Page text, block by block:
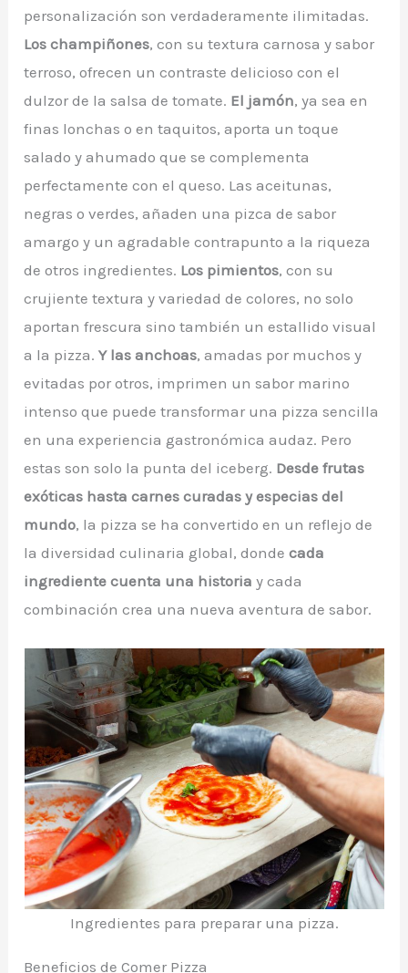
personalización son verdaderamente ilimitadas.
Los champiñones, con su textura carnosa y sabor
terroso, ofrecen un contraste delicioso con el
dulzor de la salsa de tomate. El jamón, ya sea en
finas lonchas o en taquitos, aporta un toque
salado y ahumado que se complementa
perfectamente con el queso. Las aceitunas,
negras o verdes, añaden una pizca de sabor
amargo y un agradable contrapunto a la riqueza
de otros ingredientes. Los pimientos, con su
crujiente textura y variedad de colores, no solo
aportan frescura sino también un estallido visual
a la pizza. Y las anchoas, amadas por muchos y
evitadas por otros, imprimen un sabor marino
intenso que puede transformar una pizza sencilla
en una experiencia gastronómica audaz. Pero
estas son solo la punta del iceberg. Desde frutas
exóticas hasta carnes curadas y especias del
mundo, la pizza se ha convertido en un reflejo de
la diversidad culinaria global, donde cada
ingrediente cuenta una historia y cada
combinación crea una nueva aventura de sabor.
Ingredientes para preparar una pizza.
Beneficios de Comer Pizza